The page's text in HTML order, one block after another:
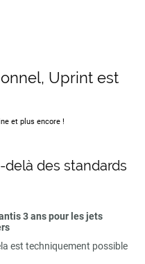
Uprint est
et plus encore !
des standards
3 ans pour les jets
est techniquement possible